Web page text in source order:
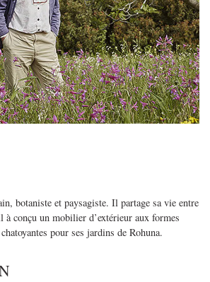
botaniste et paysagiste. Il partage sa vie entre
conçu un mobilier d’extérieur aux formes
pour ses jardins de Rohuna.